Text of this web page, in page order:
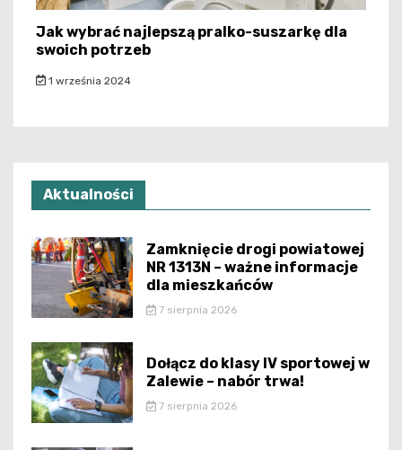
Jak wybrać najlepszą pralko-suszarkę dla
swoich potrzeb
1 września 2024
Aktualności
Zamknięcie drogi powiatowej
NR 1313N – ważne informacje
dla mieszkańców
7 sierpnia 2026
Dołącz do klasy IV sportowej w
Zalewie – nabór trwa!
7 sierpnia 2026